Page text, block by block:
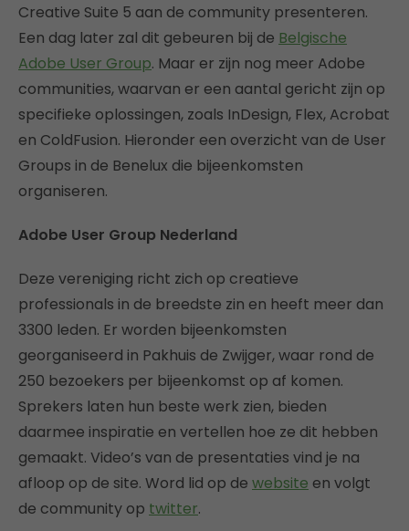
Creative Suite 5 aan de community presenteren.
Een dag later zal dit gebeuren bij de Belgische
Adobe User Group. Maar er zijn nog meer Adobe
communities, waarvan er een aantal gericht zijn op
specifieke oplossingen, zoals InDesign, Flex, Acrobat
en ColdFusion. Hieronder een overzicht van de User
Groups in de Benelux die bijeenkomsten
organiseren.
Adobe User Group Nederland
Deze vereniging richt zich op creatieve
professionals in de breedste zin en heeft meer dan
3300 leden. Er worden bijeenkomsten
georganiseerd in Pakhuis de Zwijger, waar rond de
250 bezoekers per bijeenkomst op af komen.
Sprekers laten hun beste werk zien, bieden
daarmee inspiratie en vertellen hoe ze dit hebben
gemaakt. Video’s van de presentaties vind je na
afloop op de site. Word lid op de website en volgt
de community op twitter.